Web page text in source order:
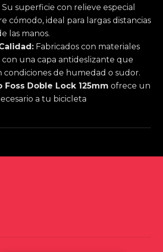
Su superficie con relieve especial
cómodo, ideal para largas distancias
las manos.
Fabricados con materiales
una capa antideslizante que
de humedad o sudor.
Foss Doble Lock 125mm ofrece un
a tu bicicleta